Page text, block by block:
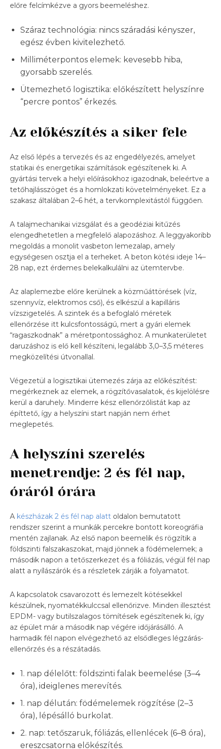
előre felcímkézve a gyors beemeléshez.
Száraz technológia: nincs száradási kényszer,
egész évben kivitelezhető.
Milliméterpontos elemek: kevesebb hiba,
gyorsabb szerelés.
Ütemezhető logisztika: előkészített helyszínre
“percre pontos” érkezés.
Az előkészítés a siker fele
Az első lépés a tervezés és az engedélyezés, amelyet
statikai és energetikai számítások egészítenek ki. A
gyártási tervek a helyi előírásokhoz igazodnak, beleértve a
tetőhajlásszöget és a homlokzati követelményeket. Ez a
szakasz általában 2–6 hét, a tervkomplexitástól függően.
A talajmechanikai vizsgálat és a geodéziai kitűzés
elengedhetetlen a megfelelő alapozáshoz. A leggyakoribb
megoldás a monolit vasbeton lemezalap, amely
egységesen osztja el a terheket. A beton kötési ideje 14–
28 nap, ezt érdemes belekalkulálni az ütemtervbe.
Az alaplemezbe előre kerülnek a közműáttörések (víz,
szennyvíz, elektromos cső), és elkészül a kapilláris
vízszigetelés. A szintek és a befoglaló méretek
ellenőrzése itt kulcsfontosságú, mert a gyári elemek
“ragaszkodnak” a méretpontossághoz. A munkaterületet
daruzáshoz is elő kell készíteni, legalább 3,0–3,5 méteres
megközelítési útvonallal.
Végezetül a logisztikai ütemezés zárja az előkészítést:
megérkeznek az elemek, a rögzítővasalatok, és kijelölésre
kerül a daruhely. Minderre kész ellenőrzőlistát kap az
építtető, így a helyszíni start napján nem érhet
meglepetés.
A helyszíni szerelés
menetrendje: 2 és fél nap,
óráról órára
A készházak 2 és fél nap alatt oldalon bemutatott
rendszer szerint a munkák percekre bontott koreográfia
mentén zajlanak. Az első napon beemelik és rögzítik a
földszinti falszakaszokat, majd jönnek a födémelemek; a
második napon a tetőszerkezet és a fóliázás, végül fél nap
alatt a nyílászárók és a részletek zárják a folyamatot.
A kapcsolatok csavarozott és lemezelt kötésekkel
készülnek, nyomatékkulccsal ellenőrizve. Minden illesztést
EPDM- vagy butilszalagos tömítések egészítenek ki, így
az épület már a második nap végére időjárásálló. A
harmadik fél napon elvégezhető az elsődleges légzárás-
ellenőrzés és a részátadás.
1. nap délelőtt: földszinti falak beemelése (3–4
óra), ideiglenes merevítés.
1. nap délután: födémelemek rögzítése (2–3
óra), lépésálló burkolat.
2. nap: tetőszaruk, fóliázás, ellenlécek (6–8 óra),
ereszcsatorna előkészítés.